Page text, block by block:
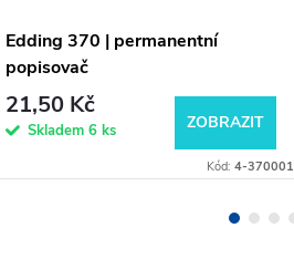
Edding 370 | permanentní
popisovač
21,50 Kč
Skladem 6 ks ZOBRAZIT
Kód: 4-370001